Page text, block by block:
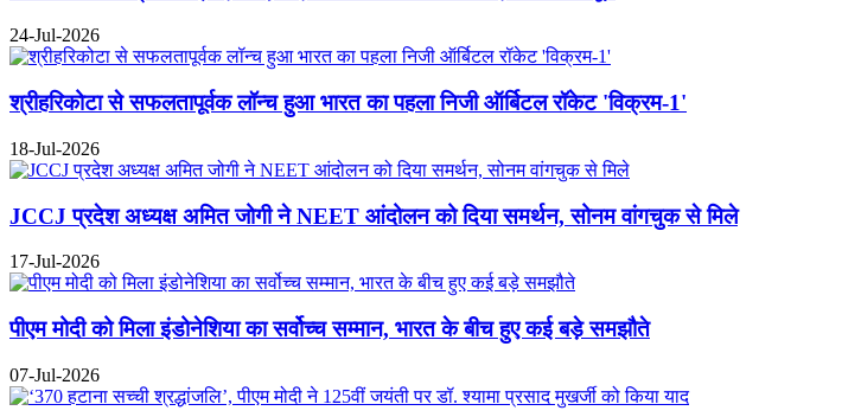
24-Jul-2026
श्रीहरिकोटा से सफलतापूर्वक लॉन्च हुआ भारत का पहला निजी ऑर्बिटल रॉकेट 'विक्रम-1'
18-Jul-2026
JCCJ प्रदेश अध्यक्ष अमित जोगी ने NEET आंदोलन को दिया समर्थन, सोनम वांगचुक से मिले
17-Jul-2026
पीएम मोदी को मिला इंडोनेशिया का सर्वोच्च सम्मान, भारत के बीच हुए कई बड़े समझौते
07-Jul-2026